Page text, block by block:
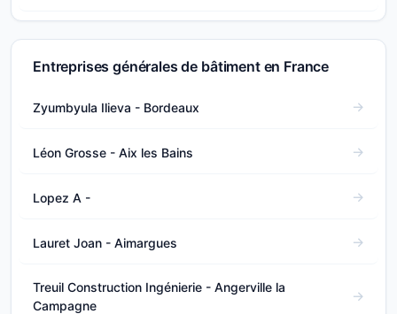
Entreprises générales de bâtiment en France
Zyumbyula Ilieva - Bordeaux
Léon Grosse - Aix les Bains
Lopez A -
Lauret Joan - Aimargues
Treuil Construction Ingénierie - Angerville la
Campagne